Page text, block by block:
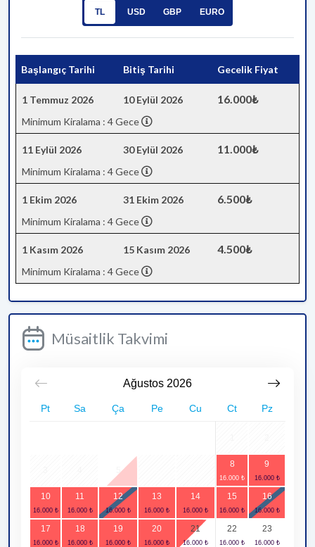
TL USD GBP EURO
Başlangıç Tarihi Bitiş Tarihi Gecelik Fiyat
1 Temmuz 2026 10 Eylül 2026 16.000₺
Minimum Kiralama : 4 Gece
11 Eylül 2026 30 Eylül 2026 11.000₺
Minimum Kiralama : 4 Gece
1 Ekim 2026 31 Ekim 2026 6.500₺
Minimum Kiralama : 4 Gece
1 Kasım 2026 15 Kasım 2026 4.500₺
Minimum Kiralama : 4 Gece
Müsaitlik Takvimi
Ağustos 2026
Pt Sa Ça Pe Cu Ct Pz
5
8 9
10 11 12 13 14 15 16
17 18 19 20 21 22 23